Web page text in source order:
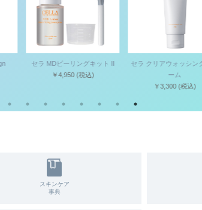
セラ MDピーリングキット II
￥4,950(税込)
セラ クリアウォッシングフォ
￥3,300(税込)
スキンケア
事典